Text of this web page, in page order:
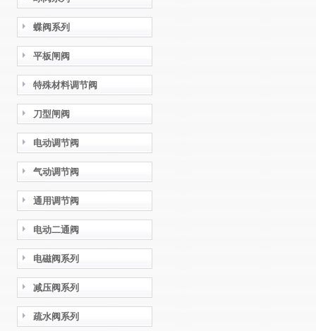
蝶阀系列
平板闸阀
特殊材料调节阀
刀型闸阀
电动调节阀
气动调节阀
通用调节阀
电动二通阀
电磁阀系列
减压阀系列
疏水阀系列